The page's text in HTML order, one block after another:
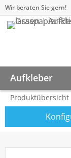
Wir beraten Sie gern!
Aufkleber
Produktübersicht